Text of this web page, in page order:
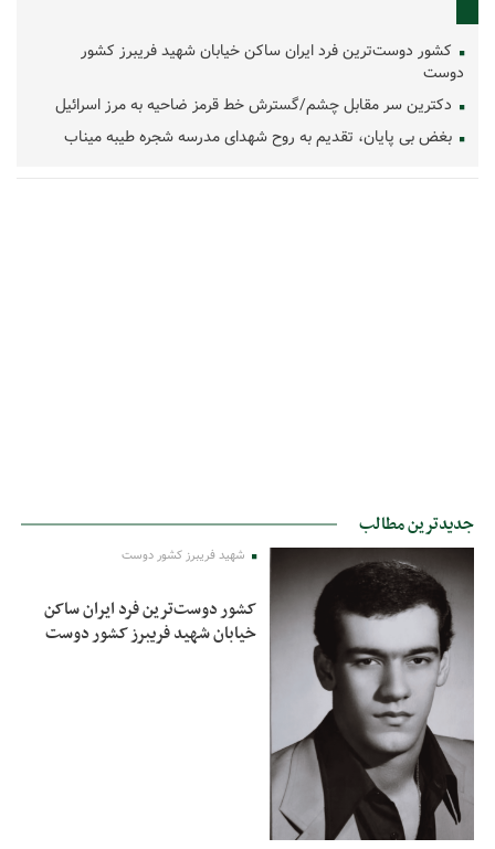
کشور دوست‌ترین فرد ایران ساکن خیابان شهید فریبرز کشور
دوست
دکترین سر مقابل چشم/گسترش خط قرمز ضاحیه به مرز اسرائیل
بغض بی پایان، تقدیم به روح شهدای مدرسه شجره طیبه میناب
جدیدترین مطالب
شهید فریبرز کشور دوست
کشور دوست‌ترین فرد ایران ساکن
خیابان شهید فریبرز کشور دوست